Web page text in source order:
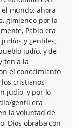
mundo; ahora
gimiendo por la
Pablo era
y gentiles,
judío, y de
tenía la
el conocimiento
cristianos
judío, y por lo
gentil era
la voluntad de
Dios obraba con